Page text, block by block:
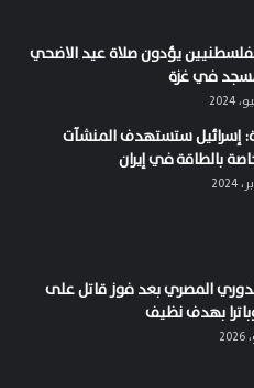
يؤدون صلاة عيد الاضحي
في غزة
إسرائيل ستستهدف المنشآت
بالطاقة في إيران
المصري بعد فوز قاتل على
بهدف نظيف